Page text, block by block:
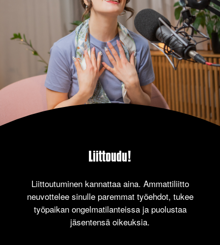
Liittoudu!
Liittoutuminen kannattaa aina. Ammattiliitto
neuvottelee sinulle paremmat työehdot, tukee
työpaikan ongelmatilanteissa ja puolustaa
jäsentensä oikeuksia.